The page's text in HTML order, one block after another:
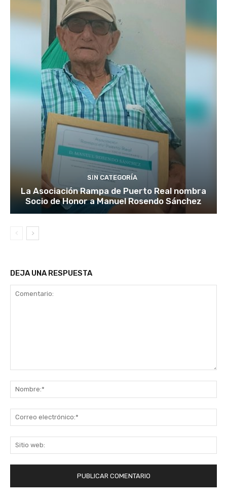
SIN CATEGORÍA
La Asociación Rampa de Puerto Real nombra
Socio de Honor a Manuel Rosendo Sánchez
DEJA UNA RESPUESTA